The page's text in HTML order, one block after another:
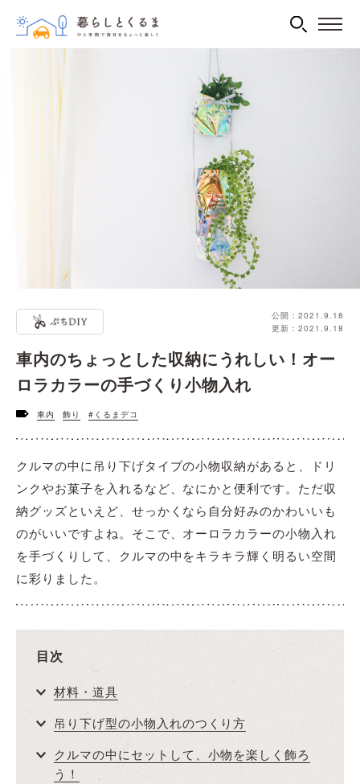
公開：2021.9.18
更新：2021.9.18
車内のちょっとした収納にうれしい！オー
ロラカラーの手づくり小物入れ
車内 飾り #くるまデコ
クルマの中に吊り下げタイプの小物収納があると、ドリ
ンクやお菓子を入れるなど、なにかと便利です。ただ収
納グッズといえど、せっかくなら自分好みのかわいいも
のがいいですよね。そこで、オーロラカラーの小物入れ
を手づくりして、クルマの中をキラキラ輝く明るい空間
に彩りました。
目次
材料・道具
吊り下げ型の小物入れのつくり方
クルマの中にセットして、小物を楽しく飾ろ
う！